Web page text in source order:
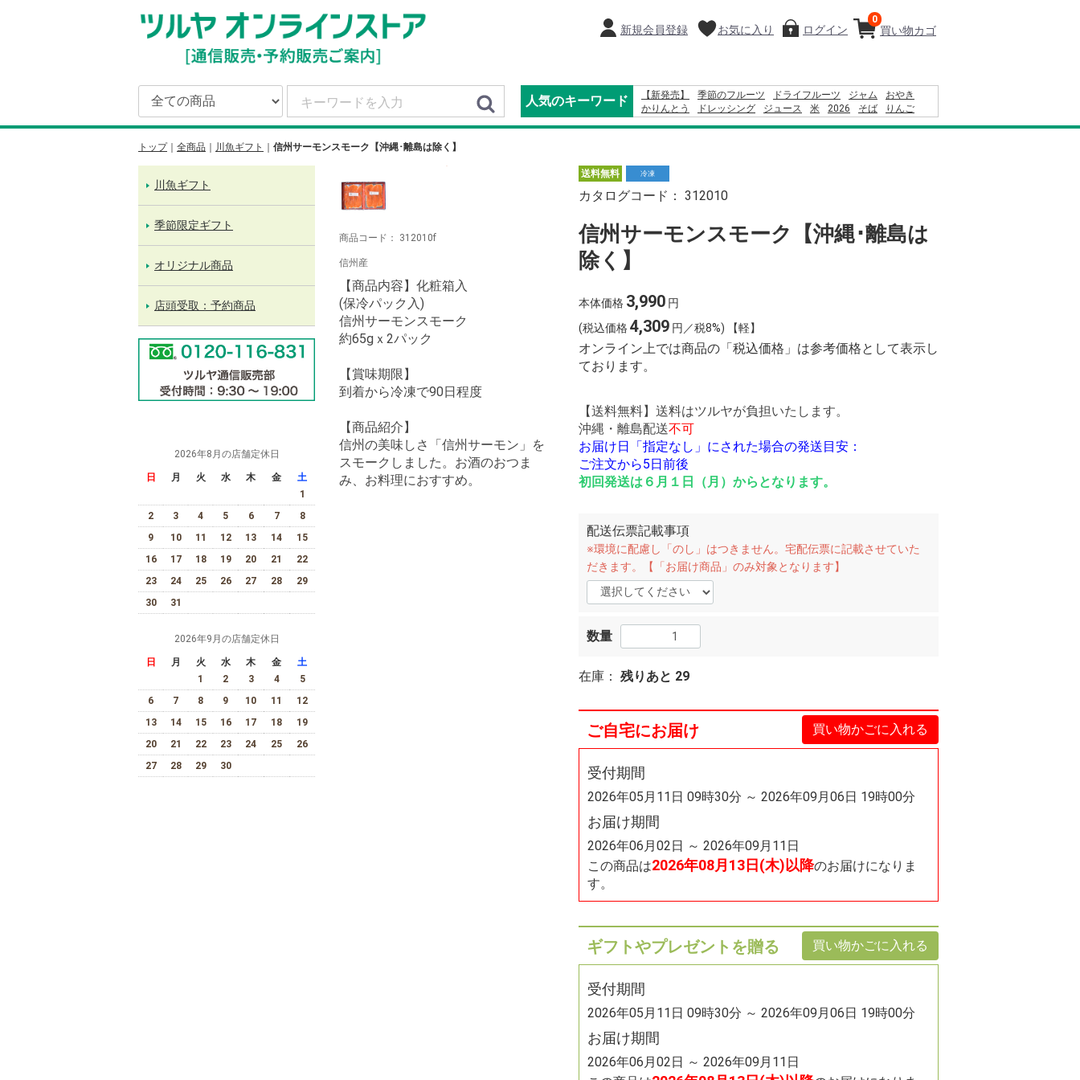
買い物カゴ
0
新規会員登録 お気に入り ログイン
人気のキーワード 【新発売】 季節のフルーツ ドライフルーツ ジャム
おやき
かりんとう
ドレッシング ジュース 米 2026 そば
りんご
トップ
全商品 川魚ギフト 信州サーモンスモーク【沖縄･離島は除く】
川魚ギフト
季節限定ギフト
オリジナル商品
店頭受取：予約商品
2026年8月の店舗定休日
日 月 火 水 木 金
土
1
2
3 4 5 6 7
8
9
10 11 12 13 14
15
16
17 18 19 20 21
22
23
24 25 26 27 28
29
30
31
2026年9月の店舗定休日
日 月 火 水 木 金
土
1
2 3 4
5
6
7 8 9 10 11
12
13
14 15 16 17 18
19
20
21 22 23 24 25
26
27
28 29 30
送料無料 冷凍
カタログコード： 312010
信州サーモンスモーク【沖縄･離島は
除く】
本体価格 3,990円
(税込価格4,309円／税8%) 【軽】
オンライン上では商品の「税込価格」は参考価格として表示し
ております。
【送料無料】送料はツルヤが負担いたします。
沖縄・離島配送不可
お届け日「指定なし」にされた場合の発送目安：
ご注文から5日前後
初回発送は６月１日（月）からとなります。
配送伝票記載事項
※環境に配慮し「のし」はつきません。宅配伝票に記載させていた
だきます。【「お届け商品」のみ対象となります】
数量
在庫： 残りあと 29
ご自宅にお届け 買い物かごに入れる
受付期間
2026年05月11日 09時30分 ～ 2026年09月06日 19時00分
お届け期間
2026年06月02日 ～ 2026年09月11日
この商品は2026年08月13日(木)以降のお届けになりま
す。
ギフトやプレゼントを贈る 買い物かごに入れる
受付期間
2026年05月11日 09時30分 ～ 2026年09月06日 19時00分
お届け期間
2026年06月02日 ～ 2026年09月11日
商品コード： 312010f
信州産
【商品内容】化粧箱入
(保冷パック入)
信州サーモンスモーク
約65gｘ2パック
【賞味期限】
到着から冷凍で90日程度
【商品紹介】
信州の美味しさ「信州サーモン」を
スモークしました。お酒のおつま
み、お料理におすすめ。